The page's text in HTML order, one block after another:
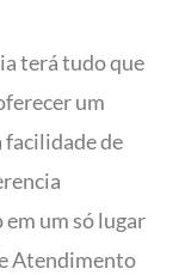
terá tudo que
um
facilidade de
um só lugar
Atendimento